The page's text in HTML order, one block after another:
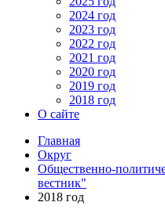
2024 год
2023 год
2022 год
2021 год
2020 год
2019 год
2018 год
О сайте
Главная
Округ
Общественно-
вестник"
2018 год